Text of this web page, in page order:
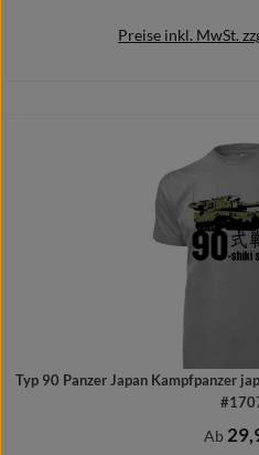
Preise inkl. MwSt.
In den
Typ 90 Panzer Japan Kampfpanzer
Ab